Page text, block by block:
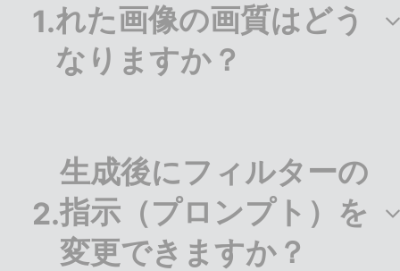
1.れた画像の画質はどう
なりますか？
プな出力が保証されます。
2.
生成後にフィルターの
指示（プロンプト）を
変更できますか？